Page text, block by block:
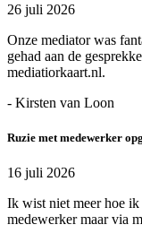
26 juli 2026
Onze mediator was
gehad aan de
mediatiorkaart.nl.
- Kirsten van Loon
Ruzie met medewerker
16 juli 2026
Ik wist niet meer hoe
medewerker maar via